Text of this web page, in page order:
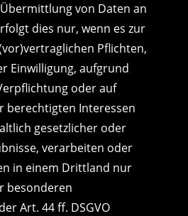
von Daten an
dies nur, wenn es zur
Pflichten,
Einwilligung, aufgrund
oder auf
berechtigten Interessen
gesetzlicher oder
verarbeiten oder
in einem Drittland nur
besonderen
Art. 44 ff. DSGVO